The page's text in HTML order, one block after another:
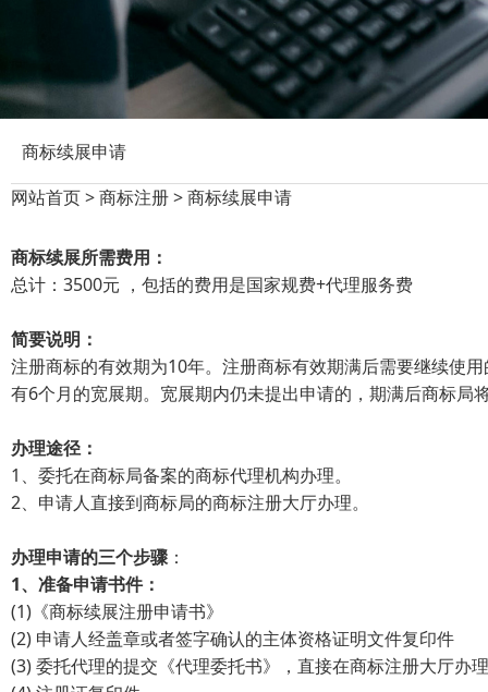
商标续展申请
网站首页>商标注册>商标续展申请
商标续展所需费用：
总计：3500元 ，包括的费用是国家规费+代理服务费
简要说明：
注册商标的有效期为10年。注册商标有效期满后需要继续使
有6个月的宽展期。宽展期内仍未提出申请的，期满后商标局
办理途径：
1、委托在商标局备案的商标代理机构办理。
2、申请人直接到商标局的商标注册大厅办理。
办理申请的三个步骤：
1、准备申请书件：
(1)《商标续展注册申请书》
(2) 申请人经盖章或者签字确认的主体资格证明文件复印件
(3) 委托代理的提交《代理委托书》，直接在商标注册大厅办